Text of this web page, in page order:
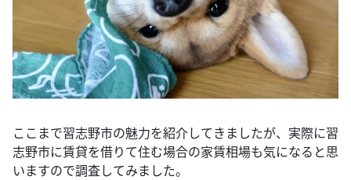
ここまで習志野市の魅力を紹介してきましたが、実際に習
志野市に賃貸を借りて住む場合の家賃相場も気になると思
いますので調査してみました。